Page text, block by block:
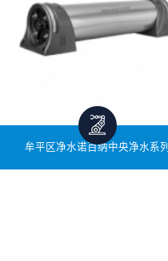
牟平区净水诺百纳中央净水系列